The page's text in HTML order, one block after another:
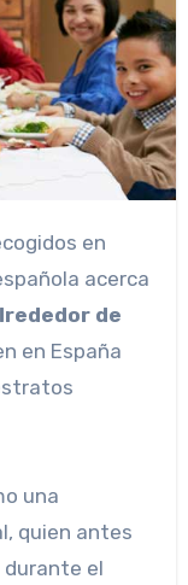
en
acerca
de
en España
una
quien antes
el